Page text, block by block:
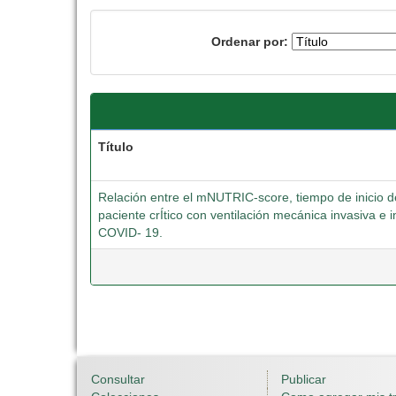
Ordenar por:
Título
Relación entre el mNUTRIC-score, tiempo de inicio
paciente crÍtico con ventilación mecánica invasiva e
COVID- 19.
Consultar
Publicar